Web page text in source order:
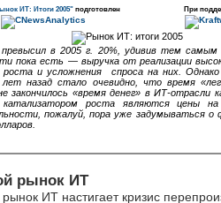
ИТ: Итоги 2005" подготовлен При
в 2005 г. 20%, удивив тем самым
пока есть — выручка от реализации
и усложнения спроса на них.
назад стало очевидно, что время
закончилось «время денег» вИТ-отрасли
катализатором роста являются цены
пожалуй, пора уже задумываться о
рынок ИТ
ИТ настигает кризис